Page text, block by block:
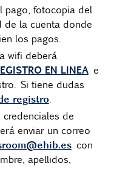
pago, fotocopia del
la cuenta donde
los pagos.
wifi deberá
EN LINEAe
Si tiene dudas
registro.
de
enviar un correo
con
apellidos,